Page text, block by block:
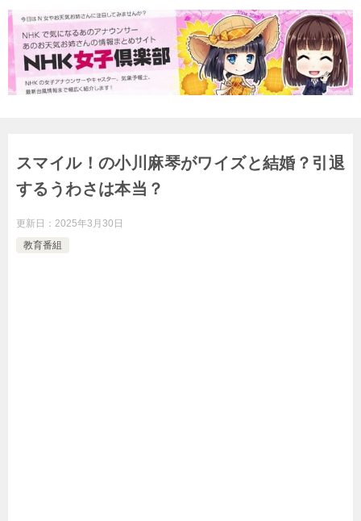
スマイル！の小川麻琴がワイズと結婚？引退
するうわさは本当？
更新日： 2025年3月30日
教育番組